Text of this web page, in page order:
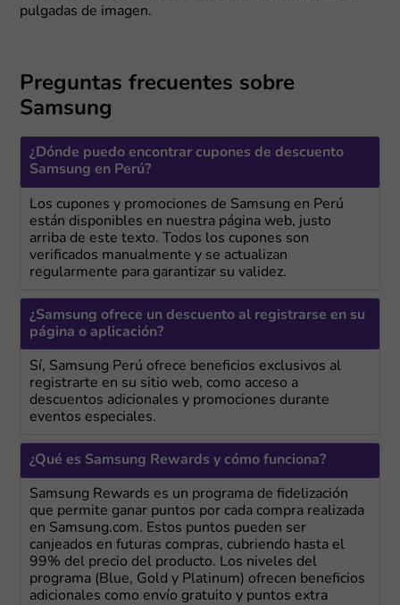
pulgadas de imagen.
Preguntas frecuentes sobre
Samsung
¿Dónde puedo encontrar cupones de descuento
Samsung en Perú?
Los cupones y promociones de Samsung en Perú
están disponibles en nuestra página web, justo
arriba de este texto. Todos los cupones son
verificados manualmente y se actualizan
regularmente para garantizar su validez.
¿Samsung ofrece un descuento al registrarse en su
página o aplicación?
Sí, Samsung Perú ofrece beneficios exclusivos al
registrarte en su sitio web, como acceso a
descuentos adicionales y promociones durante
eventos especiales.
¿Qué es Samsung Rewards y cómo funciona?
Samsung Rewards es un programa de fidelización
que permite ganar puntos por cada compra realizada
en Samsung.com. Estos puntos pueden ser
canjeados en futuras compras, cubriendo hasta el
99% del precio del producto. Los niveles del
programa (Blue, Gold y Platinum) ofrecen beneficios
adicionales como envío gratuito y puntos extra